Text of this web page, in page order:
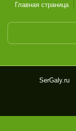
Главная страница
y.ru
SerGaly.ru